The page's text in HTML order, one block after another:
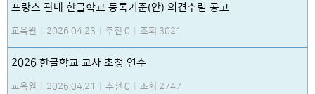
프랑스 관내 한글학교 등록기준(안) 의견수렴 공고
교육원 2026.04.23 추천 0 조회 3021
2026 한글학교 교사 초청 연수
교육원 2026.04.21 추천 0 조회 2747